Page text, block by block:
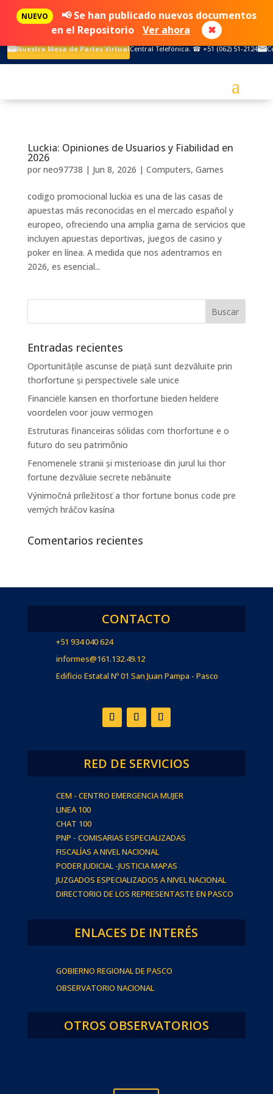
Nuestra Mesa de Partes VirtualCentral Telefónica: ☎ +51 (062) 51-2124
Luckia: Opiniones de Usuarios y Fiabilidad en
2026
por neo97738 | Jun 8, 2026 | Computers, Games
codigo promocional luckia es una de las casas de
apuestas más reconocidas en el mercado español y
europeo, ofreciendo una amplia gama de servicios que
incluyen apuestas deportivas, juegos de casino y
poker en línea. A medida que nos adentramos en
2026, es esencial...
Entradas recientes
Oportunitățile ascunse de piață sunt dezvăluite prin
thorfortune și perspectivele sale unice
Financiële kansen en thorfortune bieden heldere
voordelen voor jouw vermogen
Estruturas financeiras sólidas com thorfortune e o
futuro do seu patrimônio
Fenomenele stranii și misterioase din jurul lui thor
fortune dezvăluie secrete nebănuite
Výnimočná príležitosť a thor fortune bonus code pre
verných hráčov kasína
Comentarios recientes
CONTACTO
+51 934 040 624
informes@161.132.49.12
Edificio Estatal Nº 01 San Juan Pampa - Pasco
RED DE SERVICIOS
CEM - CENTRO EMERGENCIA MUJER
LINEA 100
CHAT 100
PNP - COMISARIAS ESPECIALIZADAS
FISCALÍAS A NIVEL NACIONAL
PODER JUDICIAL -JUSTICIA MAPAS
JUZGADOS ESPECIALIZADOS A NIVEL NACIONAL
DIRECTORIO DE LOS REPRESENTASTE EN PASCO
ENLACES DE INTERÉS
GOBIERNO REGIONAL DE PASCO
OBSERVATORIO NACIONAL
OTROS OBSERVATORIOS
NUEVO
📢 Se han publicado nuevos documentos
en el Repositorio
Ver ahora ✖